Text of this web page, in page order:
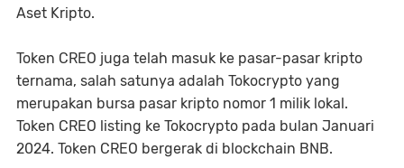
Aset Kripto.
Token CREO juga telah masuk ke pasar-pasar kripto
ternama, salah satunya adalah Tokocrypto yang
merupakan bursa pasar kripto nomor 1 milik lokal.
Token CREO listing ke Tokocrypto pada bulan Januari
2024. Token CREO bergerak di blockchain BNB.